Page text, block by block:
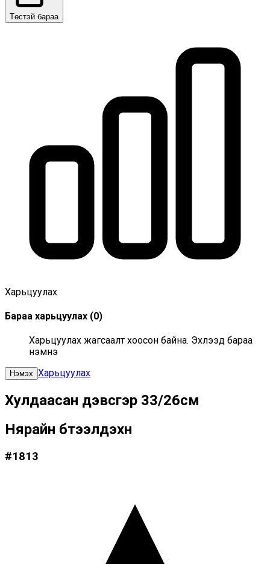
Төстэй бараа
Харьцуулах
Бараа харьцуулах (0)
Харьцуулах жагсаалт хоосон байна. Эхлээд бараа
нэмнэ үү
Нэмэх Харьцуулах
Хулдаасан дэвсгэр 33/26см
Нярайн бүтээлдэхүүн
#1813